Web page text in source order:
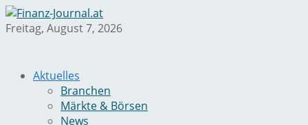
Freitag, August 7, 2026
Aktuelles
Branchen
Märkte & Börsen
News